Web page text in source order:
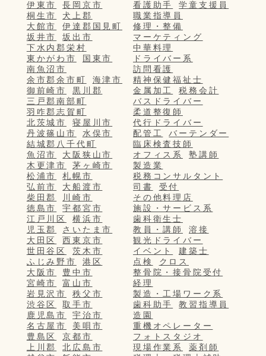
伊東市
長岡京市
桐生市
犬上郡
大館市
伊達郡国見町
坂井市
坂出市
下水内郡栄村
東かがわ市
国東市
南魚沼市
余市郡余市町
海津市
御前崎市
黒川郡
三戸郡南部町
羽咋郡志賀町
北茨城市
寝屋川市
丹波篠山市
水俣市
結城郡八千代町
魚沼市
大阪狭山市
木更津市
茅ヶ崎市
松浦市
札幌市
弘前市
大船渡市
柴田郡
川崎市
徳島市
宇都宮市
江戸川区
横浜市
児玉郡
さいたま市
大田区
西東京市
世田谷区
茨木市
ふじみ野市
港区
大阪市
豊中市
宮崎市
富山市
岩見沢市
秩父市
渋谷区
取手市
鹿児島市
宇治市
名古屋市
美唄市
豊島区
京都市
上川郡
北広島市
看護助手
学童支援員
職業指導員
修理・整備
マーケティング
中華料理
ドライバー系
訪問看護
精神保健福祉士
金属加工
税務会計
バスドライバー
柔道整復師
代行ドライバー
配管工
バーテンダー
臨床検査技師
オフィス系
塾講師
製造業
税務コンサルタント
司書
受付
その他料理店
施設・サービス系
歯科衛生士
教員・講師
溶接
観光ドライバー
イベント
建築士
点検
クロス
整骨院・接骨院受付
経理
製造・工場ワーク系
歯科助手
教習指導員
造園
重機オペレーター
フォトスタジオ
現場作業系
薬剤師